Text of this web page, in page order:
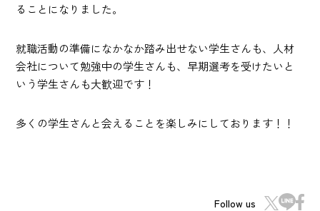
ることになりました。
就職活動の準備になかなか踏み出せない学生さんも、人材
会社について勉強中の学生さんも、早期選考を受けたいと
いう学生さんも大歓迎です！
多くの学生さんと会えることを楽しみにしております！！
Follow us